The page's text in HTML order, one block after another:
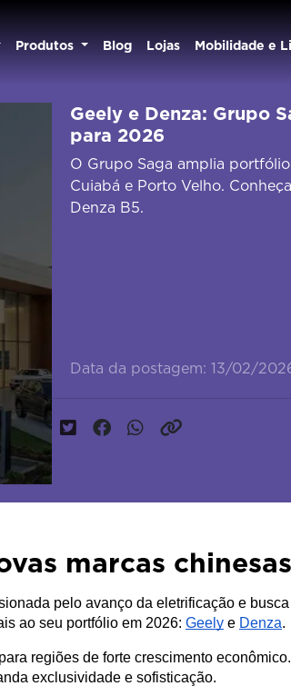
Produtos Blog Lojas Mobilidade e
Geely e Denza: Grupo
para 2026
O Grupo Saga amplia
Cuiabá e Porto Velho.
Denza B5.
Data da postagem: 13/02/
marcas
pelo avanço da eletrificação e
ao seu portfólio em 2026: Geely e Denza.
regiões de forte crescimento
exclusividade e sofisticação.